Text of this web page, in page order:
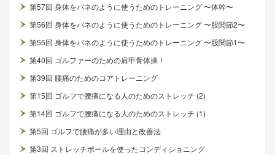
第57回 身体をバネのように使うためのトレーニング 〜体幹〜
第56回 身体をバネのように使うためのトレーニング 〜股関節2〜
第55回 身体をバネのように使うためのトレーニング 〜股関節1〜
第40回 ゴルファーのための肩甲骨体操！
第39回 腰痛のためのコアトレーニング
第15回 ゴルフで腰痛になる人のためのストレッチ (2)
第14回 ゴルフで腰痛になる人のためのストレッチ (1)
第5回 ゴルフで腰痛が多い理由と改善法
第3回 ストレッチポールを使ったコンディショニング